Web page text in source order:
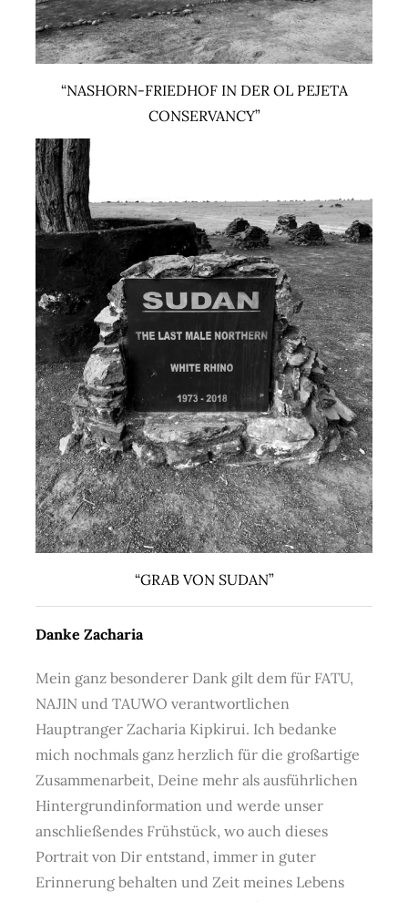
“NASHORN-FRIEDHOF IN DER OL PEJETA
CONSERVANCY”
“GRAB VON SUDAN”
Danke Zacharia
Mein ganz besonderer Dank gilt dem für FATU,
NAJIN und TAUWO verantwortlichen
Hauptranger Zacharia Kipkirui. Ich bedanke
mich nochmals ganz herzlich für die großartige
Zusammenarbeit, Deine mehr als ausführlichen
Hintergrundinformation und werde unser
anschließendes Frühstück, wo auch dieses
Portrait von Dir entstand, immer in guter
Erinnerung behalten und Zeit meines Lebens